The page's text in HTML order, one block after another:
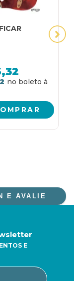
E AVALIE
E